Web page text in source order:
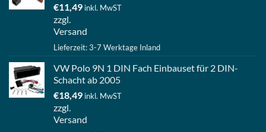
€11,49 inkl. MwST
zzgl.
Versand
Lieferzeit: 3-7 Werktage Inland
VW Polo 9N 1 DIN Fach Einbauset für 2 DIN-
Schacht ab 2005
€18,49 inkl. MwST
zzgl.
Versand